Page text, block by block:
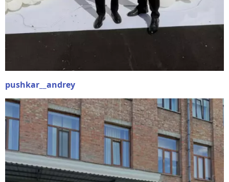
pushkar__andrey